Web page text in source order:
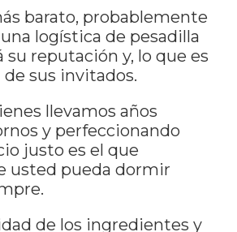
barato, probablemente
logística de pesadilla
su reputación y, lo que es
de sus invitados.
llevamos años
y perfeccionando
justo es el que
usted pueda dormir
de los ingredientes y